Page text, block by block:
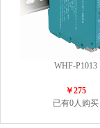
WHF-P1013
￥275
已有0人购买